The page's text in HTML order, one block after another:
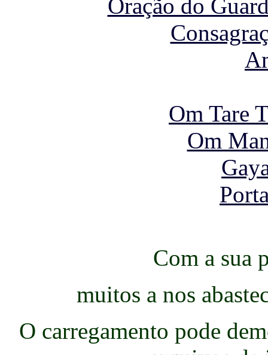
Oração do
Om Tare
Om
Com a sua
muitos a nos
O carregamento pode